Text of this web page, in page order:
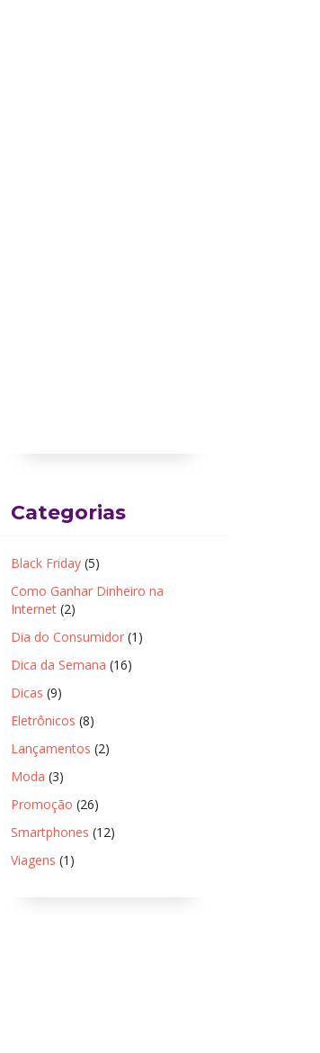
Categorias
Black Friday(5)
Como Ganhar Dinheiro na
Internet(2)
Dia do Consumidor(1)
Dica da Semana (16)
Dicas (9)
Eletrônicos (8)
Lançamentos (2)
Moda (3)
Promoção (26)
Smartphones (12)
Viagens (1)